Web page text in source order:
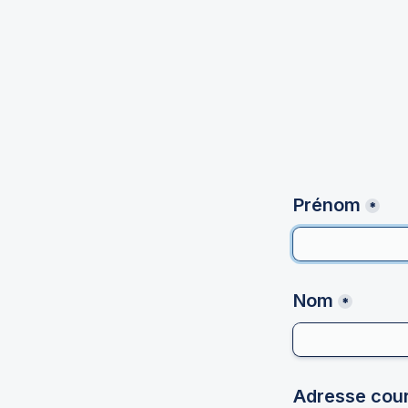
Prénom *
Nom *
Adresse